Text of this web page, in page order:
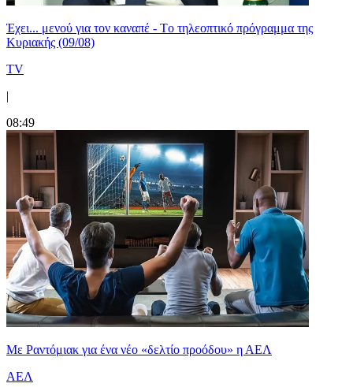
Έχει... μενού για τον καναπέ - Tο τηλεοπτικό πρόγραμμα της
Κυριακής (09/08)
TV
|
08:49
Με Ραντόμιακ για ένα νέο «δελτίο προόδου» η ΑΕΛ
ΑΕΛ